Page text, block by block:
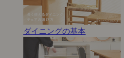
ダイニングの基本